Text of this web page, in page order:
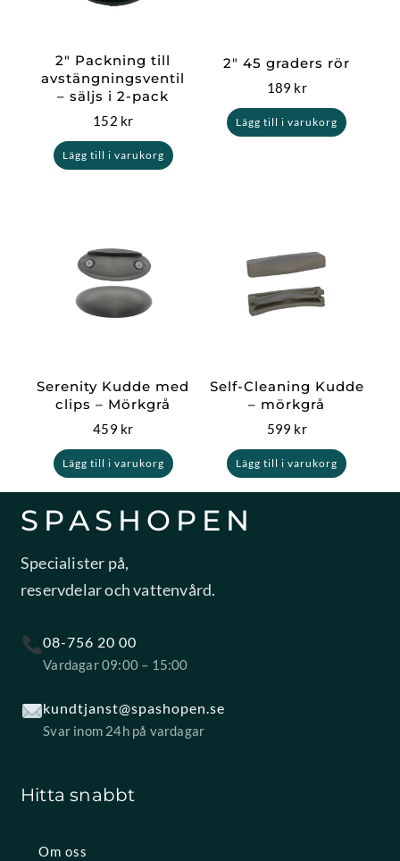
2″ Packning till
avstängningsventil
– säljs i 2-pack
152 kr
Lägg till i varukorg
2″ 45 graders rör
189 kr
Lägg till i varukorg
Serenity Kudde med
clips – Mörkgrå
459 kr
Lägg till i varukorg
Self-Cleaning Kudde
– mörkgrå
599 kr
Lägg till i varukorg
SPASHOPEN
Specialister på,
reservdelar och vattenvård.
08-756 20 00
Vardagar 09:00 – 15:00
kundtjanst@spashopen.se
Svar inom 24h på vardagar
Hitta snabbt
Om oss